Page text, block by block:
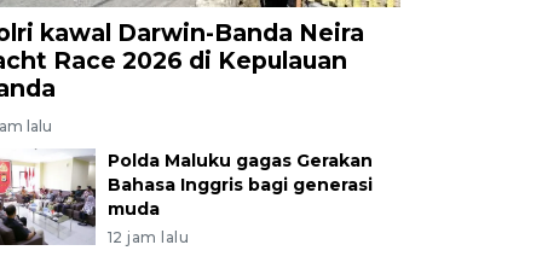
kawal Darwin-Banda Neira
Race 2026 di Kepulauan
lalu
Polda Maluku gagas Gerakan
Bahasa Inggris bagi generasi
muda
12 jam lalu